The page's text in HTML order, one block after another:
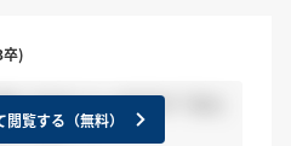
)
たされた人いますか？あと
いです、、
覧する（無料）